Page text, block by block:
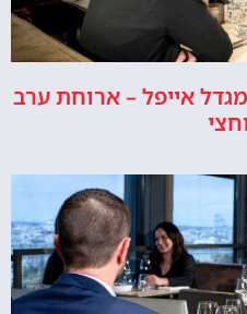
אייפל – ארוחת ערב